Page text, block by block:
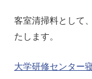
客室清掃料として、
たします。
大学研修センター